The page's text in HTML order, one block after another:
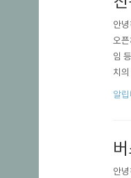
안
오
임
치
새
알
안